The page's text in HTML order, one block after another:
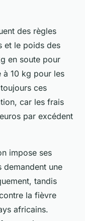
des règles
et le poids des
en soute pour
à 10 kg pour les
ces
car les frais
par excédent
impose ses
demandent une
tandis
la fièvre
africains.